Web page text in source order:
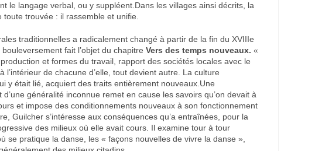
le langage verbal, ou y suppléent.Dans les villages ainsi décrits, la
trouvée : il rassemble et unifie.
traditionnelles a radicalement changé à partir de la fin du XVIIIe
fait l’objet du chapitre Vers des temps nouveaux. «
et formes du travail, rapport des sociétés locales avec le
l’intérieur de chacune d’elle, tout devient autre. La culture
y était lié, acquiert des traits entièrement nouveaux.Une
généralité inconnue remet en cause les savoirs qu’on devait à
et impose des conditionnements nouveaux à son fonctionnement
Guilcher s’intéresse aux conséquences qu’a entraînées, pour la
des milieux où elle avait cours. Il examine tour à tour
se pratique la danse, les « façons nouvelles de vivre la danse »,